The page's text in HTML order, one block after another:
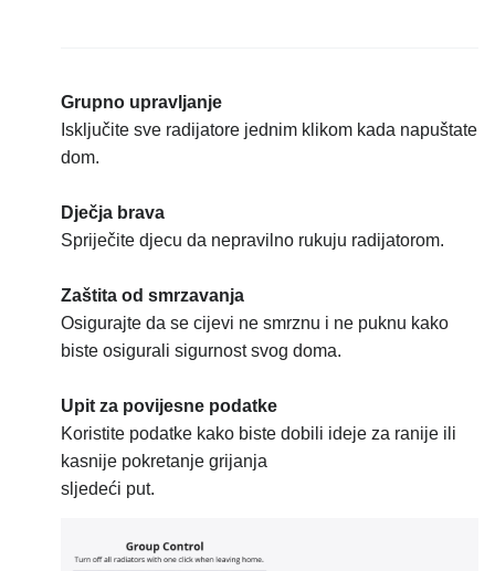
Grupno upravljanje
Isključite sve radijatore jednim klikom kada napuštate
dom.
Dječja brava
Spriječite djecu da nepravilno rukuju radijatorom.
Zaštita od smrzavanja
Osigurajte da se cijevi ne smrznu i ne puknu kako
biste osigurali sigurnost svog doma.
Upit za povijesne podatke
Koristite podatke kako biste dobili ideje za ranije ili
kasnije pokretanje grijanja
sljedeći put.